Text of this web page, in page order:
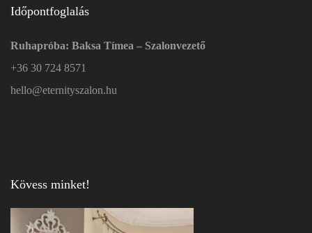
Időpontfoglalás
Ruhapróba: Baksa Tímea – Szalonvezető
+36 30 724 8571
hello@eternityszalon.hu
Kövess minket!